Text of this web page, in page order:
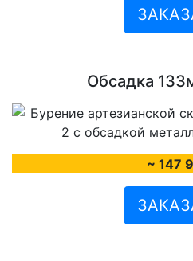
Обсадка
~ 147